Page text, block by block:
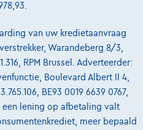
van uw kredietaanvraag
Warandeberg 8/3,
RPM Brussel. Adverteerder:
Boulevard Albert II 4,
BE93 0019 6639 0767,
een lening op afbetaling valt
meer bepaald